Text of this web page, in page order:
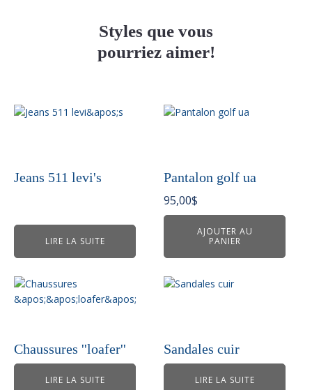
Styles que vous
pourriez aimer!
Jeans 511 levi's
LIRE LA SUITE
Pantalon golf ua
95,00$
AJOUTER AU
PANIER
Chaussures ''loafer''
LIRE LA SUITE
Sandales cuir
LIRE LA SUITE